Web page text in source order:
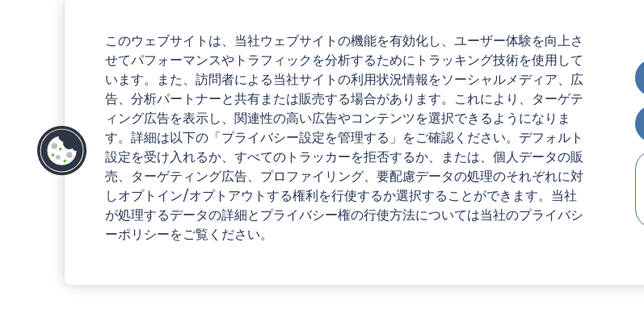
このウェブサイトは、当社ウェブサイトの機能を有効化し、ユーザー体験を向上さ
せてパフォーマンスやトラフィックを分析するためにトラッキング技術を使用して
います。また、訪問者による当社サイトの利用状況情報をソーシャルメディア、広
告、分析パートナーと共有または販売する場合があります。これにより、ターゲテ
ィング広告を表示し、関連性の高い広告やコンテンツを選択できるようになりま
す。詳細は以下の「プライバシー設定を管理する」をご確認ください。デフォルト
設定を受け入れるか、すべてのトラッカーを拒否するか、または、個人データの販
売、ターゲティング広告、プロファイリング、要配慮データの処理のそれぞれに対
しオプトイン/オプトアウトする権利を行使するか選択することができます。当社
が処理するデータの詳細とプライバシー権の行使方法については当社のプライバシ
ーポリシーをご覧ください。